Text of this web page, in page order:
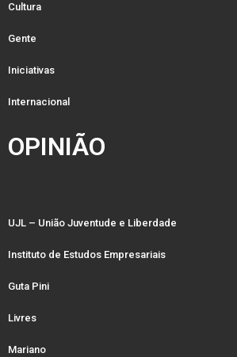
Cultura
Gente
Iniciativas
Internacional
OPINIÃO
UJL – União Juventude e Liberdade
Instituto de Estudos Empresariais
Guta Pini
Livres
Mariano